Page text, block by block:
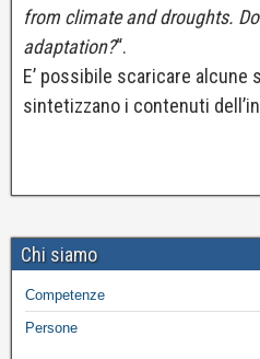
from climate and droughts.
adaptation?“.
E’ possibile scaricare
sintetizzano i contenuti
Chi siamo
Competenze
Persone